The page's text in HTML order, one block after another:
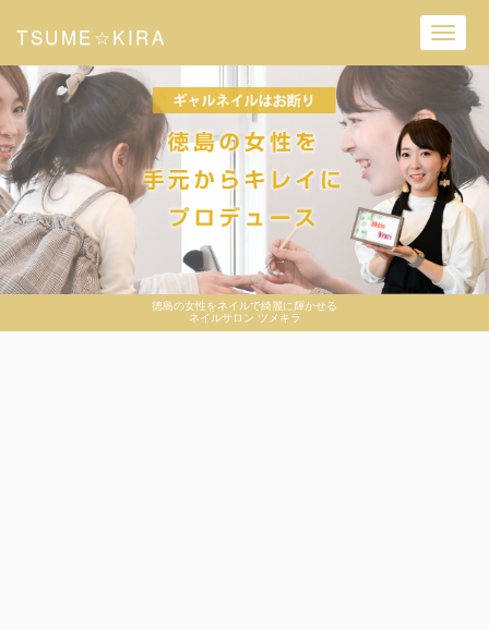
徳島の女性をネイルで綺麗に輝かせる
ネイルサロン ツメキラ
TSUME☆KIRA